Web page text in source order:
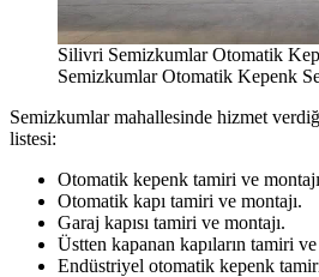
Silivri Semizkumlar Otomatik
Semizkumlar Otomatik Kepenk
Semizkumlar mahallesinde hizmet
listesi:
Otomatik kepenk tamiri ve
Otomatik kapı tamiri ve montajı.
Garaj kapısı tamiri ve montajı.
Üstten kapanan kapıların tamiri ve
Endüstriyel otomatik kepenk